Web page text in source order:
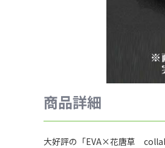
商品詳細
大好評の「EVA×花唐草